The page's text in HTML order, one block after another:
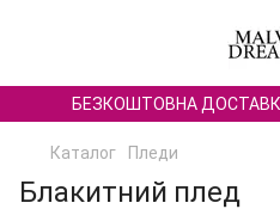
БЕЗКОШТОВНА
Каталог Пледи
Блакитний плед